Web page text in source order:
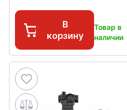
В
корзину
Товар в
наличии